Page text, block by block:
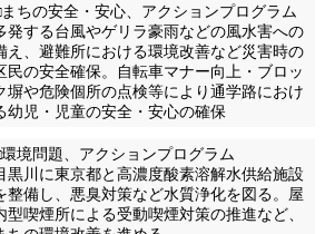
ちの安全・安心、アクションプログラム
発する台風やゲリラ豪雨などの風水害への
え、避難所における環境改善など災害時の
民の安全確保。自転車マナー向上・ブロッ
塀や危険個所の点検等により通学路におけ
幼児・児童の安全・安心の確保
境問題、アクションプログラム
黒川に東京都と高濃度酸素溶解水供給施設
整備し、悪臭対策など水質浄化を図る。屋
型喫煙所による受動喫煙対策の推進など、